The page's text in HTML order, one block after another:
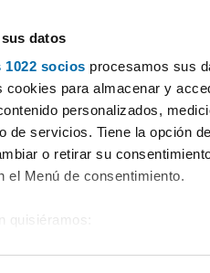
datos
1022 socios procesamos sus
cookies para almacenar y
personalizados,
de servicios. Tiene la opción
o retirar su
el Menú de consentimiento.
quisiéramos:
Santa Cecilia Sevilla